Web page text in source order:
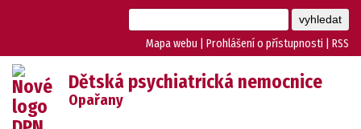
Mapa webu Prohlášení o přístupnosti RSS
Dětská psychiatrická nemocnice
Opařany